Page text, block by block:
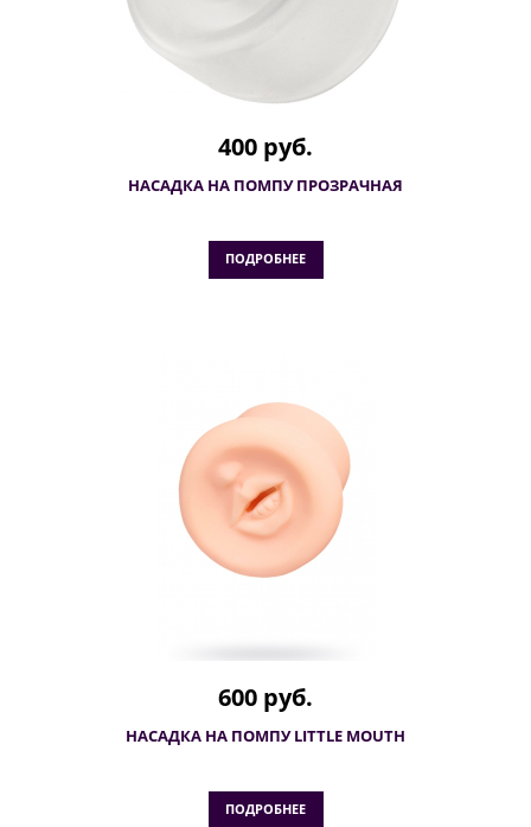
400 руб.
НАСАДКА НА ПОМПУ ПРОЗРАЧНАЯ
ПОДРОБНЕЕ
600 руб.
НАСАДКА НА ПОМПУ LITTLE MOUTH
ПОДРОБНЕЕ